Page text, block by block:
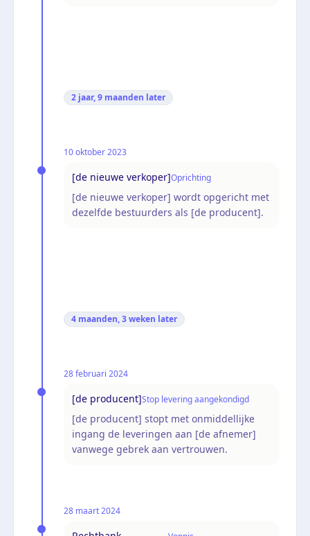
2 jaar, 9 maanden later
10 oktober 2023
[de nieuwe verkoper]Oprichting
[de nieuwe verkoper] wordt opgericht met
dezelfde bestuurders als [de producent].
4 maanden, 3 weken later
28 februari 2024
[de producent]Stop levering aangekondigd
[de producent] stopt met onmiddellijke
ingang de leveringen aan [de afnemer]
vanwege gebrek aan vertrouwen.
28 maart 2024